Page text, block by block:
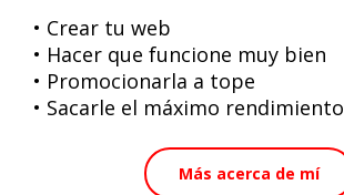
• Crear tu web
• Hacer que funcione muy bien
• Promocionarla a tope
• Sacarle el máximo rendimiento
Más acerca de mí